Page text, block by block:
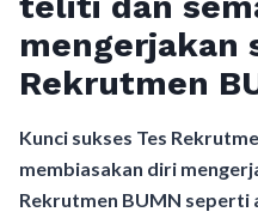
mengerjakan
Rekrutmen
Kunci sukses Tes
membiasakan diri
Rekrutmen BUMN seperti